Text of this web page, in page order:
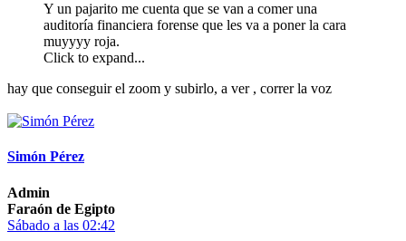
Y un pajarito me cuenta que se van a comer una
auditoría financiera forense que les va a poner la cara
muyyyy roja.
Click to expand...
hay que conseguir el zoom y subirlo, a ver , correr la voz
Simón Pérez
Admin
Faraón de Egipto
Sábado a las 02:42